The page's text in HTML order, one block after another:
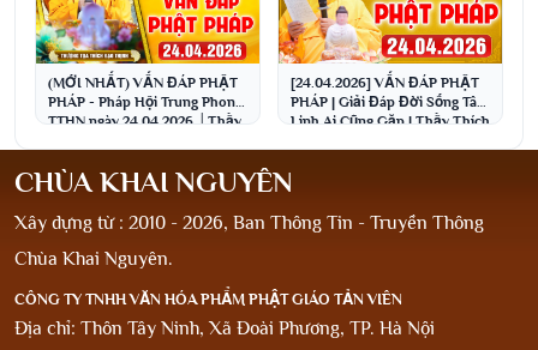
(MỚI NHẤT) VẤN ĐÁP PHẬT
PHÁP - Pháp Hội Trung Phong
TTHN ngày 24.04.2026 │Thầy
[24.04.2026] VẤN ĐÁP PHẬT
PHÁP | Giải Đáp Đời Sống Tâm
Linh Ai Cũng Gặp | Thầy Thích
CHÙA KHAI NGUYÊN
Xây dựng từ : 2010 - 2026, Ban Thông Tin - Truyền Thông
Chùa Khai Nguyên.
CÔNG TY TNHH VĂN HÓA PHẨM PHẬT GIÁO TẢN VIÊN
Địa chỉ: Thôn Tây Ninh, Xã Đoài Phương, TP. Hà Nội